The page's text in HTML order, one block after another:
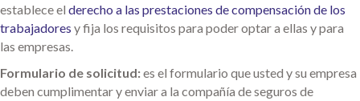
establece el derecho a las prestaciones de compensación de los
trabajadores y fija los requisitos para poder optar a ellas y para
las empresas.
Formulario de solicitud:es el formulario que usted y su empresa
deben cumplimentar y enviar a la compañía de seguros de